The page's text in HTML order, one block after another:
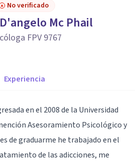
No verificado
Mc Phail
FPV 9767
Experiencia
en el 2008 de la Universidad
Asesoramiento Psicológico y
de graduarme he trabajado en el
de las adicciones, me